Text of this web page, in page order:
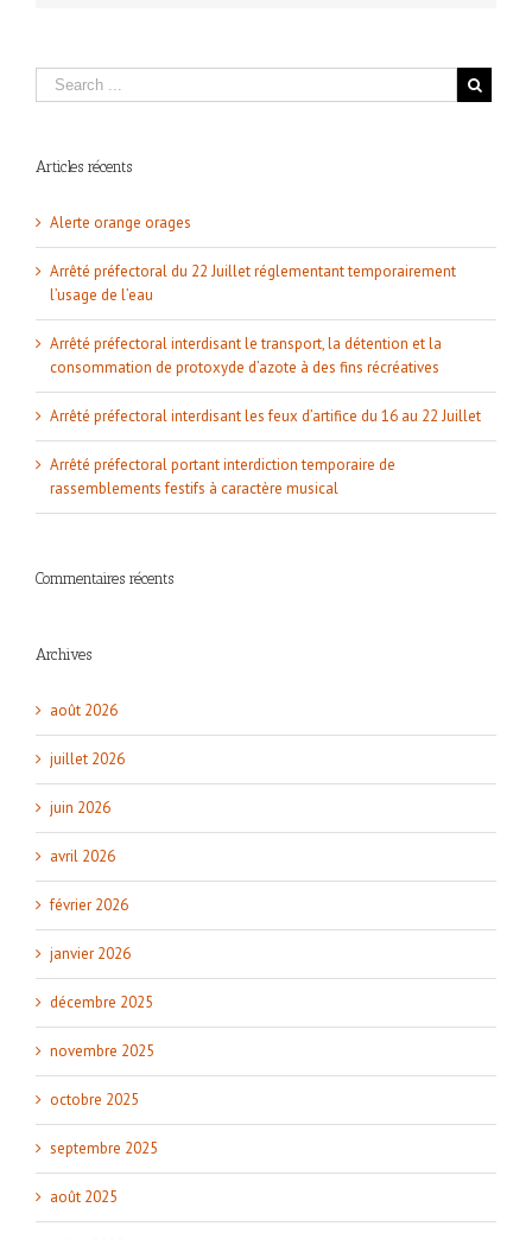
Articles récents
Alerte orange orages
Arrêté préfectoral du 22 Juillet réglementant temporairement
l’usage de l’eau
Arrêté préfectoral interdisant le transport, la détention et la
consommation de protoxyde d’azote à des fins récréatives
Arrêté préfectoral interdisant les feux d’artifice du 16 au 22 Juillet
Arrêté préfectoral portant interdiction temporaire de
rassemblements festifs à caractère musical
Commentaires récents
Archives
août 2026
juillet 2026
juin 2026
avril 2026
février 2026
janvier 2026
décembre 2025
novembre 2025
octobre 2025
septembre 2025
août 2025